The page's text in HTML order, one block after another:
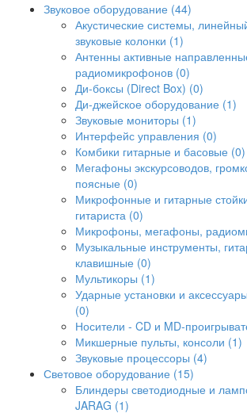
Звуковое оборудование (44)
Акустические системы,
звуковые колонки (1)
Антенны активные
радиомикрофонов (0)
Ди-боксы (Direct Box) (0)
Ди-джейское оборудование (1)
Звуковые мониторы (1)
Интерфейс управления (0)
Комбики гитарные и басовые (0)
Мегафоны экскурсоводов,
поясные (0)
Микрофонные и гитарные
гитариста (0)
Микрофоны, мегафоны,
Музыкальные инструменты,
клавишные (0)
Мультикоры (1)
Ударные установки и
(0)
Носители - CD и MD-
Микшерные пульты, консоли (1)
Звуковые процессоры (4)
Световое оборудование (15)
Блиндеры светодиодные и
JARAG (1)